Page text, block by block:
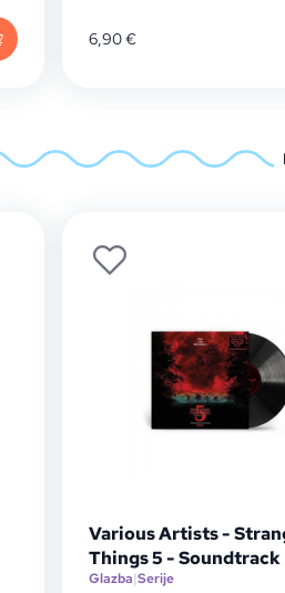
6,90€
Various Artists -
Things 5 - Soundtrack
Glazba|Serije